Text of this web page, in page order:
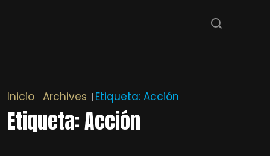
Inicio Archives Etiqueta: Acción
Etiqueta:Acción